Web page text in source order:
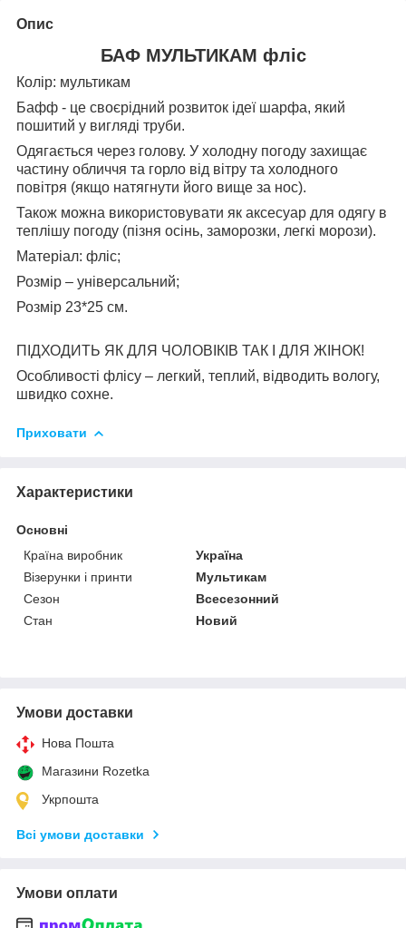
Опис
БАФ МУЛЬТИКАМ фліс
Колір: мультикам
Бафф - це своєрідний розвиток ідеї шарфа, який
пошитий у вигляді труби.
Одягається через голову. У холодну погоду захищає
частину обличчя та горло від вітру та холодного
повітря (якщо натягнути його вище за нос).
Також можна використовувати як аксесуар для одягу в
теплішу погоду (пізня осінь, заморозки, легкі морози).
Матеріал: фліс;
Розмір – універсальний;
Розмір 23*25 см.
ПІДХОДИТЬ ЯК ДЛЯ ЧОЛОВІКІВ ТАК І ДЛЯ ЖІНОК!
Особливості флісу – легкий, теплий, відводить вологу,
швидко сохне.
Приховати
Характеристики
Основні
Країна виробник
Україна
Візерунки і принти
Мультикам
Сезон
Всесезонний
Стан
Новий
Умови доставки
Нова Пошта
Магазини Rozetka
Укрпошта
Всі умови доставки
Умови оплати